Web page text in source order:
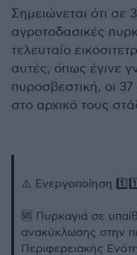
Σημειώνεται ότι σε
αγροτοδασικές
τελευταίο
αυτές, όπως έγινε
πυροσβεστική, οι
στο αρχικό τους
⚠️ Ενεργοποίηση
🆘 Πυρκαγιά σε
ανακύκλωσης στην
Περιφερειακής